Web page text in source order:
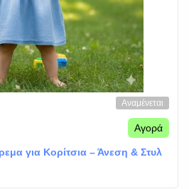
Αναμένεται
Αγορά
για Κορίτσια – Άνεση & Στυλ